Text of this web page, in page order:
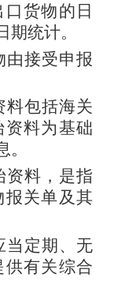
货物的日
统计。
接受申报
包括海关
料为基础
资料，是指
关单及其
定期、无
有关综合